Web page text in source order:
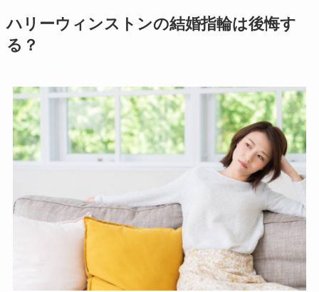
ハリーウィンストンの結婚指輪は後悔す
る？